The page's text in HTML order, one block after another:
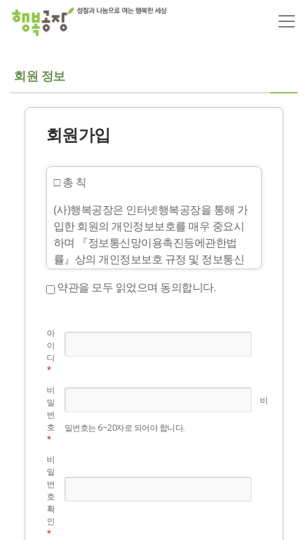
메뉴 건너뛰기
회원 정보
회원가입
□ 총 칙
(사)행복공장은 인터넷행복공장을 통해 가
입한 회원의 개인정보보호를 매우 중요시
하며 『정보통신망이용촉진등에관한법
률』상의 개인정보보호 규정 및 정보통신
하고 있습니다. (사)행복공장은 개인정보보
고 있으며 개인정보보호를 위해 어떠한 조
치가 취해지고 있는지 알려드립니다.
□ 개인정보 수집에 대한 동의
(사)행복공장은 회원께서 인터넷 (사)행복공
장의 개인정보보호방침 또는 이용약관의
의하지 않는다」버튼을 클릭할 수 있는 절
차를 마련하여, 「동의한다」버튼을 클릭
하면 개인정보 수집에 대해 동의한 것으로
간주합니다.
약관을 모두 읽었으며 동의합니다.
아
이
디
*
비
밀
번
호
*
비
밀번호는 6~20자로 되어야 합니다.
비
밀
번
호
확
인
*